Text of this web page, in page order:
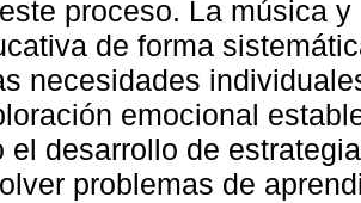
proceso. La música
de forma
necesidades
emocional
el desarrollo de
problemas de